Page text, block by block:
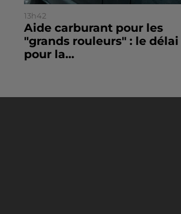
13h42
Aide carburant pour les
"grands rouleurs" : le délai
pour la...